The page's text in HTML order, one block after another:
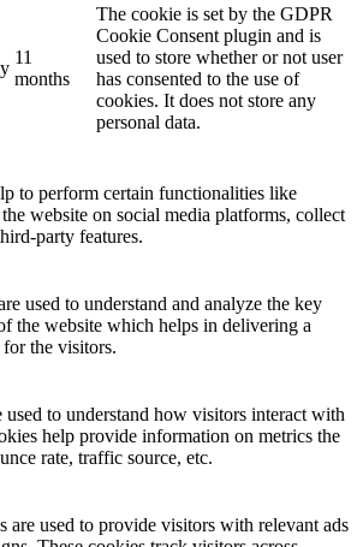
11
months
The cookie is set by the GDPR
Cookie Consent plugin and is
used to store whether or not user
has consented to the use of
cookies. It does not store any
personal data.
to perform certain functionalities like
website on social media platforms, collect
party features.
used to understand and analyze the key
the website which helps in delivering a
for the visitors.
to understand how visitors interact with
help provide information on metrics the
rate, traffic source, etc.
are used to provide visitors with relevant ads